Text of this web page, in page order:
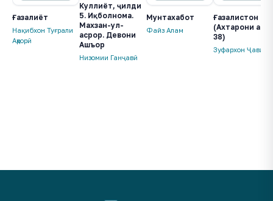
Ғазалиёт
Нақибхон Туғрали
Аҳрорӣ
Куллиёт, ҷилди
5. Иқболнома.
Махзан-ул-
асрор. Девони
Ашъор
Низомии Ганҷавӣ
Мунтахабот
Файз Алам
Ғазалистон
(Ахтарони
38)
Зуфархон Ҷавҳарӣ